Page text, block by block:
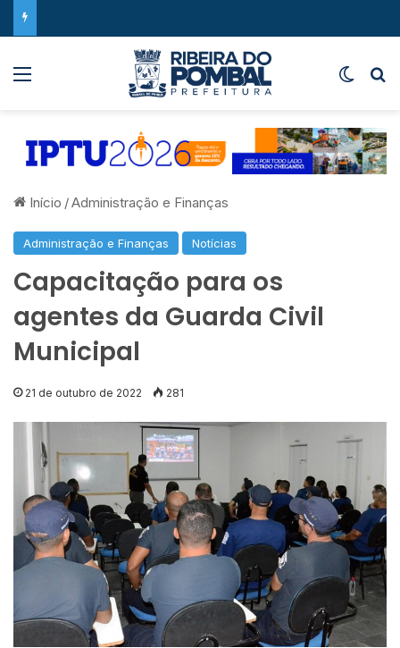
Início /Administração e Finanças
Administração e Finanças Notícias
Capacitação para os
agentes da Guarda Civil
Municipal
21 de outubro de 2022 281